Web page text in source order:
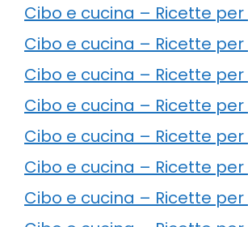
Cibo e cucina – Ricette
Cibo e cucina – Ricette
Cibo e cucina – Ricette
Cibo e cucina – Ricette per
Cibo e cucina – Ricette per
Cibo e cucina – Ricette
Cibo e cucina – Ricette